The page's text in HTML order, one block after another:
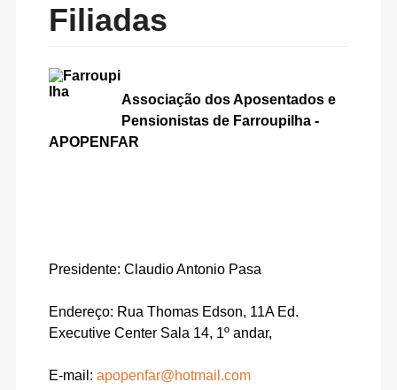
Filiadas
Associação dos Aposentados e
Pensionistas de Farroupilha -
APOPENFAR
Presidente: Claudio Antonio Pasa
Endereço: Rua Thomas Edson, 11A Ed.
Executive Center Sala 14, 1º andar,
E-mail: apopenfar@hotmail.com